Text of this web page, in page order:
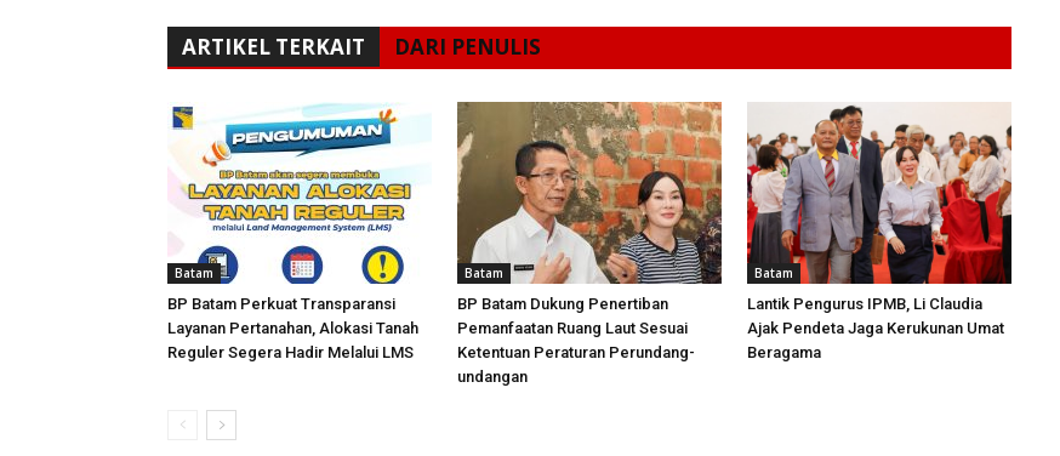
ARTIKEL TERKAIT DARI PENULIS
Batam
BP Batam Perkuat Transparansi
Layanan Pertanahan, Alokasi Tanah
Reguler Segera Hadir Melalui LMS
Batam
BP Batam Dukung Penertiban
Pemanfaatan Ruang Laut Sesuai
Ketentuan Peraturan Perundang-
undangan
Batam
Lantik Pengurus IPMB, Li Claudia
Ajak Pendeta Jaga Kerukunan Umat
Beragama